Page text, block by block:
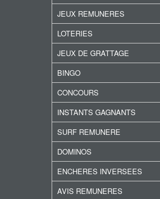
JEUX REMUNERES
LOTERIES
JEUX DE GRATTAGE
BINGO
CONCOURS
INSTANTS GAGNANTS
SURF REMUNERE
DOMINOS
ENCHERES INVERSEES
AVIS REMUNERES